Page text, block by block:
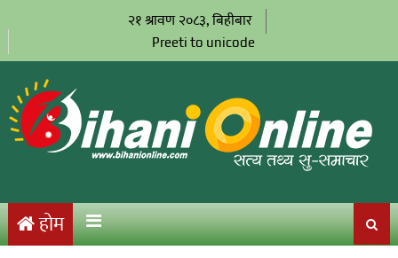
२१ श्रावण २०८३, बिहीबार
Preeti to unicode
होम